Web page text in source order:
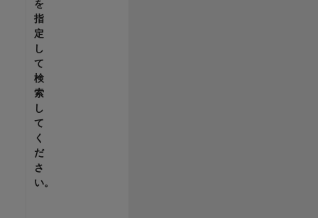
を
指
定
し
て
検
索
し
て
く
だ
さ
い。